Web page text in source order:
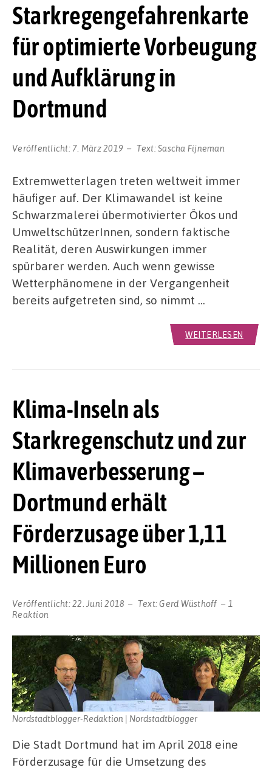
Starkregengefahrenkarte
für optimierte Vorbeugung
und Aufklärung in
Dortmund
Veröffentlicht: 7. März 2019 Text:Sascha Fijneman
Extremwetterlagen treten weltweit immer
häufiger auf. Der Klimawandel ist keine
Schwarzmalerei übermotivierter Ökos und
UmweltschützerInnen, sondern faktische
Realität, deren Auswirkungen immer
spürbarer werden. Auch wenn gewisse
Wetterphänomene in der Vergangenheit
bereits aufgetreten sind, so nimmt …
WEITERLESEN
Klima-Inseln als
Starkregenschutz und zur
Klimaverbesserung –
Dortmund erhält
Förderzusage über 1,11
Millionen Euro
Veröffentlicht:22. Juni 2018 Text:Gerd Wüsthoff
1
Reaktion
Nordstadtblogger-Redaktion | Nordstadtblogger
Die Stadt Dortmund hat im April 2018 eine
Förderzusage für die Umsetzung des